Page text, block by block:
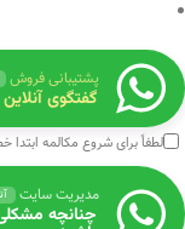
پشتیبانی فروش
گفتگوی
لطفاً برای شروع مکالمه ابتدا
مدیریت سایت
چنانچه